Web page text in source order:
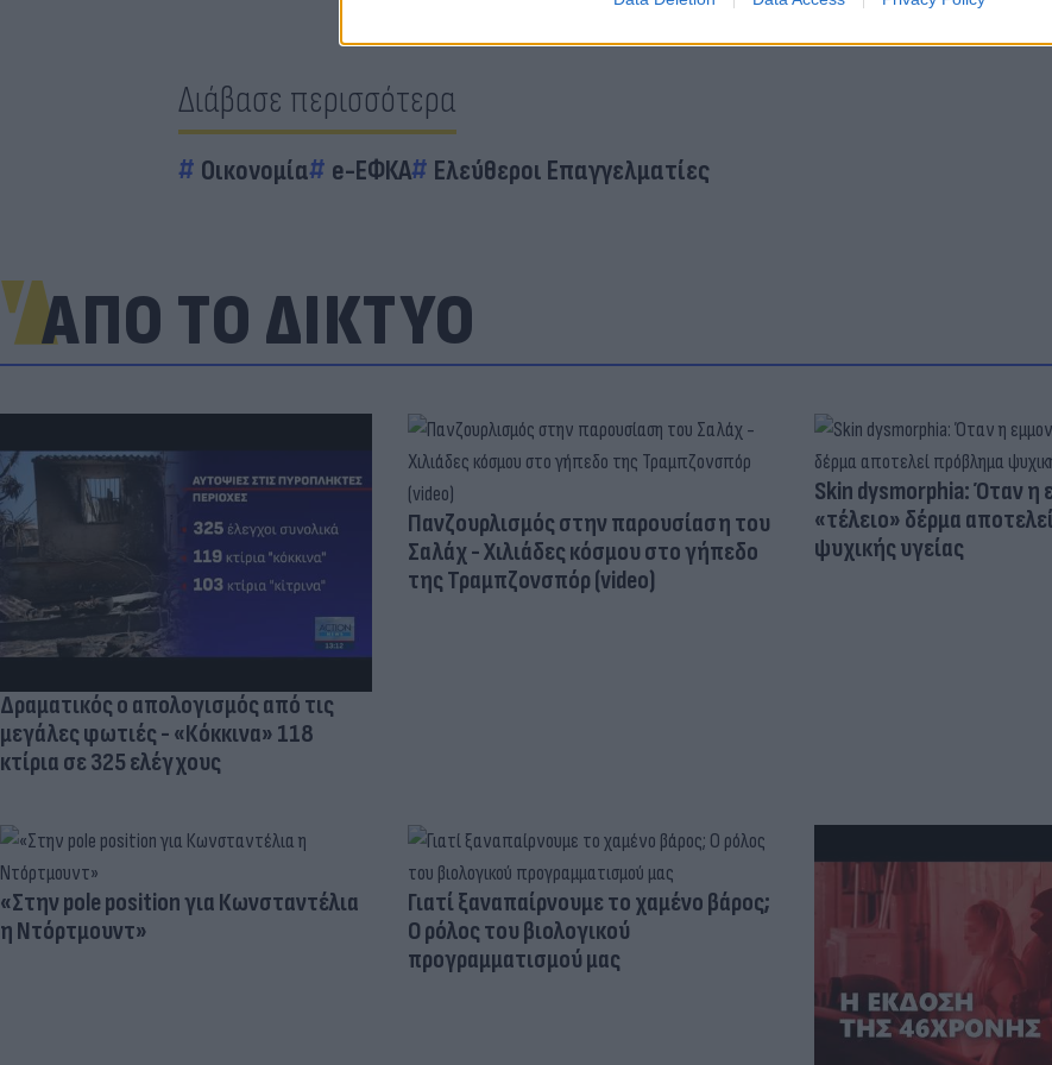
Διάβασε περισσότερα
Οικονομία e-ΕΦΚΑ Ελεύθεροι Επαγγελματίες
ΑΠΟ ΤΟ ΔΙΚΤΥΟ
Δραματικός ο απολογισμός από τις
μεγάλες φωτιές - «Κόκκινα» 118
κτίρια σε 325 ελέγχους
Πανζουρλισμός στην παρουσίαση του
Σαλάχ - Χιλιάδες κόσμου στο γήπεδο
της Τραμπζονσπόρ (video)
Skin dysmorphia: Όταν η
«τέλειο» δέρμα
ψυχικής υγείας
«Στην pole position για Κωνσταντέλια
η Ντόρτμουντ»
Γιατί ξαναπαίρνουμε το χαμένο βάρος;
Ο ρόλος του βιολογικού
προγραμματισμού μας